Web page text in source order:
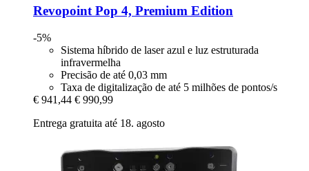
Revopoint Pop 4, Premium Edition
-5%
Sistema híbrido de laser azul e luz estruturada
infravermelha
Precisão de até 0,03 mm
Taxa de digitalização de até 5 milhões de pontos/s
€ 941,44 € 990,99
Entrega gratuita até 18. agosto